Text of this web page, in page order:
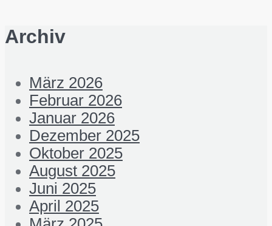
Archiv
März 2026
Februar 2026
Januar 2026
Dezember 2025
Oktober 2025
August 2025
Juni 2025
April 2025